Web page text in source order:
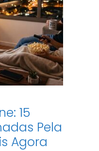
15
Pela
Agora